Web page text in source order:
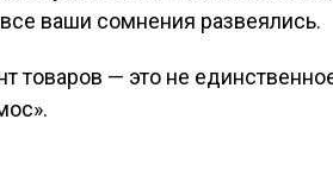
ваши сомнения развеялись.
товаров — это не